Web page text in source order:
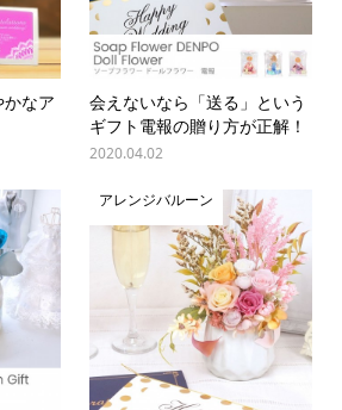
なア
会えないなら「送る」という
ギフト電報の贈り方が正解！
2020.04.02
アレンジバルーン